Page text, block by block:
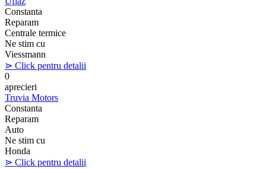
Constanta
Reparam
Centrale termice
Ne stim cu
Viessmann
⋗ Click pentru detalii
0
aprecieri
Truvia Motors
Constanta
Reparam
Auto
Ne stim cu
Honda
⋗ Click pentru detalii